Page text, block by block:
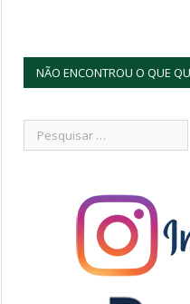
NÃO ENCONTROU O QUE